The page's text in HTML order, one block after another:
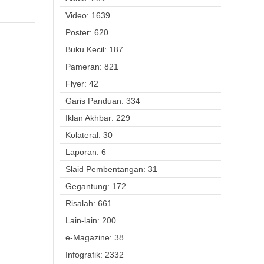
Video: 1639
Poster: 620
Buku Kecil: 187
Pameran: 821
Flyer: 42
Garis Panduan: 334
Iklan Akhbar: 229
Kolateral: 30
Laporan: 6
Slaid Pembentangan: 31
Gegantung: 172
Risalah: 661
Lain-lain: 200
e-Magazine: 38
Infografik: 2332